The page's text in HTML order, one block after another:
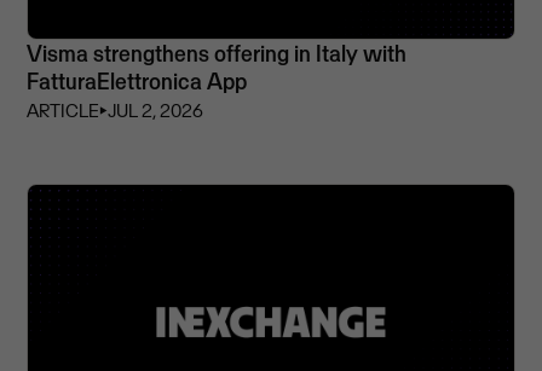
Visma strengthens offering in Italy with
FatturaElettronica App
ARTICLE⏵JUL 2, 2026